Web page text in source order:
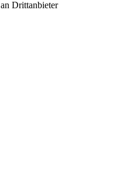
Drittanbieter